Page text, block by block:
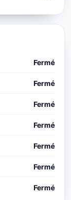
Fermé
Fermé
Fermé
Fermé
Fermé
Fermé
Fermé